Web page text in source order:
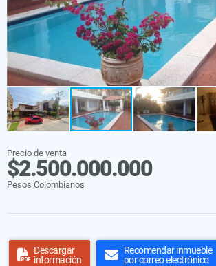
Precio de venta
$2.500.000.000
Pesos Colombianos
Descargar
información
Recomendar inmueble
por correo electrónico